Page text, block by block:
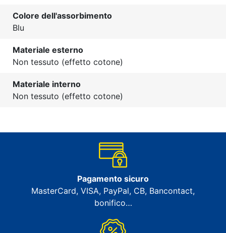
Colore dell'assorbimento
Blu
Materiale esterno
Non tessuto (effetto cotone)
Materiale interno
Non tessuto (effetto cotone)
Pagamento sicuro
MasterCard, VISA, PayPal, CB, Bancontact,
bonifico…